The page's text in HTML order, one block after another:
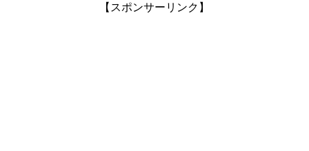
【スポンサーリンク】